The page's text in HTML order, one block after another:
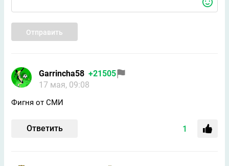
Отправить
Garrincha58 +21505
17 мая, 09:08
Фигня от СМИ
Ответить 1